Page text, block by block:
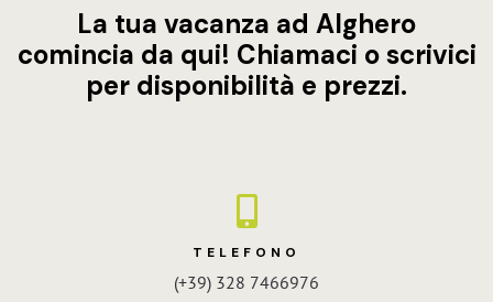
La tua vacanza ad Alghero
comincia da qui! Chiamaci o scrivici
per disponibilità e prezzi.
TELEFONO
(+39) 328 7466976